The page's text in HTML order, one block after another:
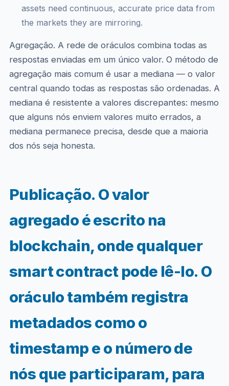
assets need continuous, accurate price data from
the markets they are mirroring.
Agregação. A rede de oráculos combina todas as
respostas enviadas em um único valor. O método de
agregação mais comum é usar a mediana — o valor
central quando todas as respostas são ordenadas. A
mediana é resistente a valores discrepantes: mesmo
que alguns nós enviem valores muito errados, a
mediana permanece precisa, desde que a maioria
dos nós seja honesta.
Publicação. O valor
agregado é escrito na
blockchain, onde qualquer
smart contract pode lê-lo. O
oráculo também registra
metadados como o
timestamp e o número de
nós que participaram, para